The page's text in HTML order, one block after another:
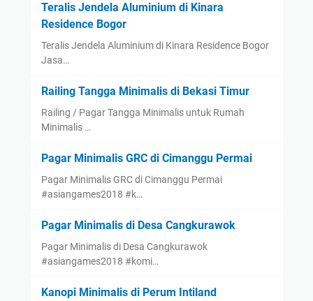
Teralis Jendela Aluminium di Kinara
Residence Bogor
Teralis Jendela Aluminium di Kinara Residence Bogor
Jasa…
Railing Tangga Minimalis di Bekasi Timur
Railing / Pagar Tangga Minimalis untuk Rumah
Minimalis …
Pagar Minimalis GRC di Cimanggu Permai
Pagar Minimalis GRC di Cimanggu Permai
#asiangames2018 #k…
Pagar Minimalis di Desa Cangkurawok
Pagar Minimalis di Desa Cangkurawok
#asiangames2018 #komi…
Kanopi Minimalis di Perum Intiland